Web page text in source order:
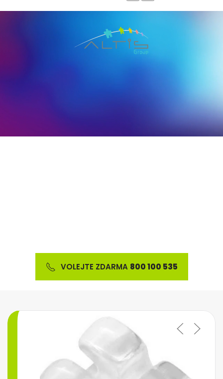
VOLEJTE ZDARMA 800 100 535